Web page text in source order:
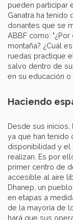
pueden participar
Ganatra ha tenido
donantes que se
ABBF como:
montaña? ¿Cuál
ruedas practique
salvo dentro de
en su educación
Haciendo
Desde sus inicios,
ya que han tenido
disponibilidad y
realizan. Es por
primer centro de
accesible al aire
Dhanep, un
en etapas a
de la mayoría de
hará que sus